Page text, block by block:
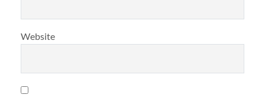
Website